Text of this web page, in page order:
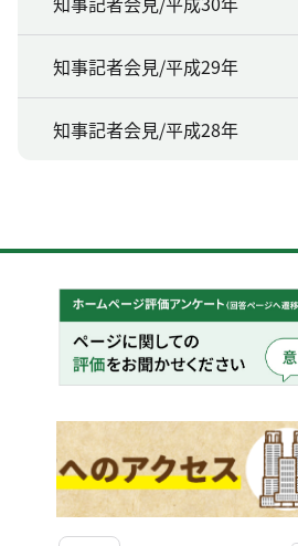
知事記者会見/平成29年
知事記者会見/平成28年